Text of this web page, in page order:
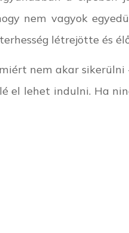
nem vagyok
létrejötte és
nem akar
lehet indulni. Ha